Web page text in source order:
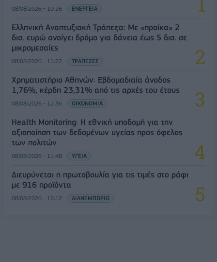
08/08/2026 - 10:26 ΕΝΕΡΓΕΙΑ
Ελληνική Αναπτυξιακή Τράπεζα: Με «προίκα» 2
δισ. ευρώ ανοίγει δρόμο για δάνεια έως 5 δισ. σε
μικρομεσαίες
08/08/2026 - 11:22 ΤΡΑΠΕΖΕΣ
Χρηματιστήριο Αθηνών: Εβδομαδιαία άνοδος
1,76%, κέρδη 23,31% από τις αρχές του έτους
08/08/2026 - 12:36 ΟΙΚΟΝΟΜΙΑ
Health Monitoring: Η εθνική υποδομή για την
αξιοποίηση των δεδομένων υγείας προς όφελος
των πολιτών
08/08/2026 - 11:48 ΥΓΕΙΑ
Διευρύνεται η πρωτοβουλία για τις τιμές στο ράφι
με 916 προϊόντα
08/08/2026 - 12:12 ΛΙΑΝΕΜΠΟΡΙΟ